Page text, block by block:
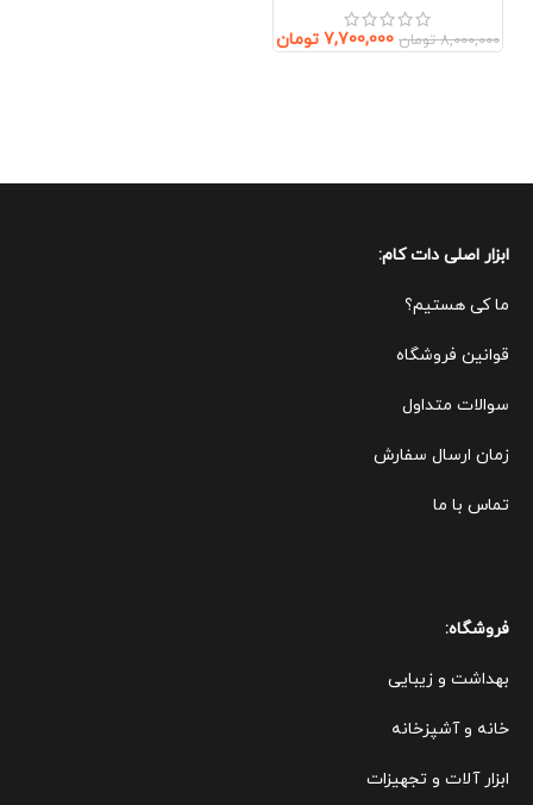
گردن)
8,000,000 تومان 7,700,000 تومان
ابزار اصلی دات کام:
ما کی هستیم؟
قوانین فروشگاه
سوالات متداول
زمان ارسال سفارش
تماس با ما
فروشگاه:
بهداشت و زیبایی
خانه و آشپزخانه
ابزار آلات و تجهیزات